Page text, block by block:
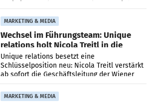
MARKETING & MEDIA
Wechsel im Führungsteam: Unique
relations holt Nicola Treitl in die
Geschäftsleitung
Unique relations besetzt eine
Schlüsselposition neu: Nicola Treitl verstärkt
ab sofort die Geschäftsleitung der Wiener
PR-Agentur an der Seite von Josef Kalina und
Anna Kalina-Mahr.
MARKETING & MEDIA